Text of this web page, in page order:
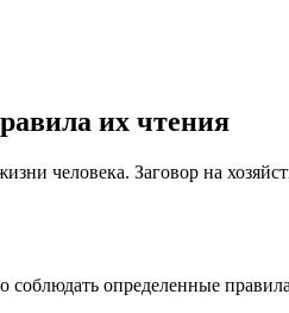
их чтения
человека. Заговор на
определенные